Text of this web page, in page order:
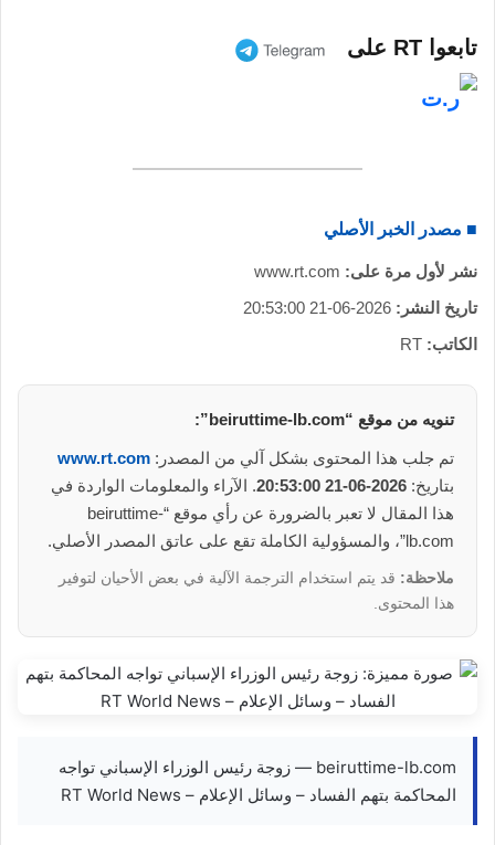
تابعوا RT على
■ مصدر الخبر الأصلي
نشر لأول مرة على: www.rt.com
تاريخ النشر: 2026-06-21 20:53:00
الكاتب: RT
تنويه من موقع “beiruttime-lb.com”:
تم جلب هذا المحتوى بشكل آلي من المصدر: www.rt.com
بتاريخ: 2026-06-21 20:53:00
. الآراء والمعلومات الواردة في
هذا المقال لا تعبر بالضرورة عن رأي موقع “beiruttime-
lb.com”، والمسؤولية الكاملة تقع على عاتق المصدر الأصلي.
ملاحظة: قد يتم استخدام الترجمة الآلية في بعض الأحيان لتوفير
هذا المحتوى.
beiruttime-lb.com — زوجة رئيس الوزراء الإسباني تواجه
المحاكمة بتهم الفساد – وسائل الإعلام – RT World News